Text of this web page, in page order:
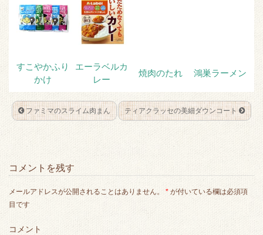
すこやかふり
かけ
エーラベルカ
レー
焼肉のたれ 鴻巣ラーメン
ファミマのスライム肉まん ティアクラッセの美細ダウンコート
コメントを残す
メールアドレスが公開されることはありません。 * が付いている欄は必須項
目です
コメント